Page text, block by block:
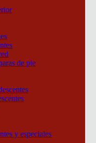
de pie
y especiales